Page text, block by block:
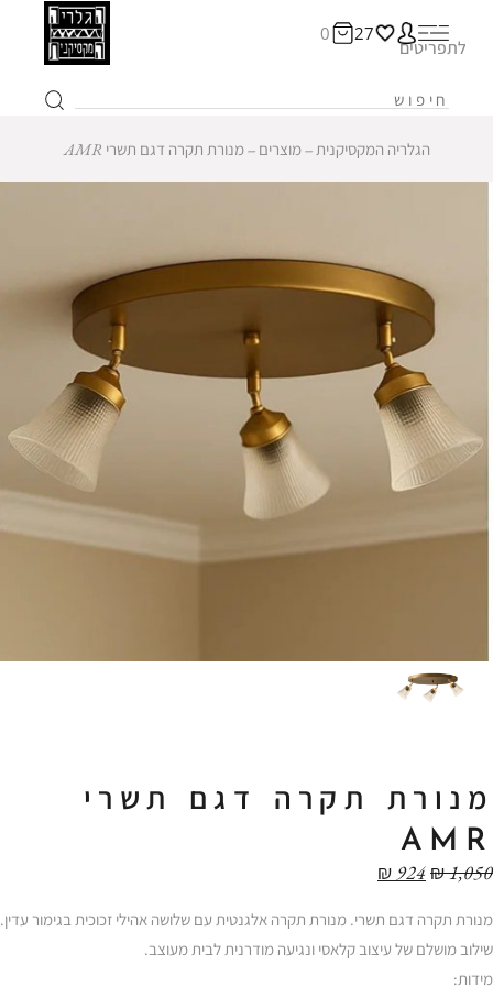
27
0
לתפריטים
הגלריה המקסיקנית ‒מוצרים ‒מנורת תקרה דגם תשרי AMR
מנורת תקרה דגם תשרי
AMR
₪1,050
₪ 924
מנורת תקרה דגם תשרי. מנורת תקרה אלגנטית עם שלושה אהילי זכוכית בגימור עדין.
שילוב מושלם של עיצוב קלאסי ונגיעה מודרנית לבית מעוצב.
מידות: